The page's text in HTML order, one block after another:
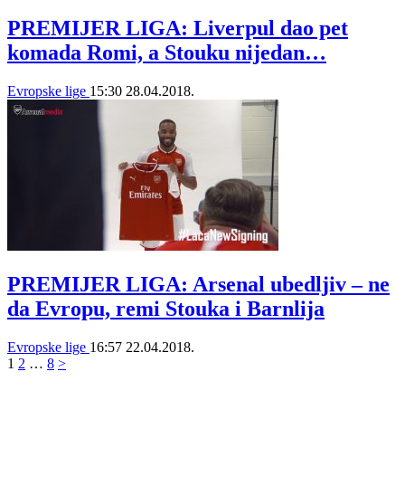
PREMIJER LIGA: Liverpul dao pet
komada Romi, a Stouku nijedan…
Evropske lige 15:30 28.04.2018.
PREMIJER LIGA: Arsenal ubedljiv – ne
da Evropu, remi Stouka i Barnlija
Evropske lige 16:57 22.04.2018.
1 2 … 8 >